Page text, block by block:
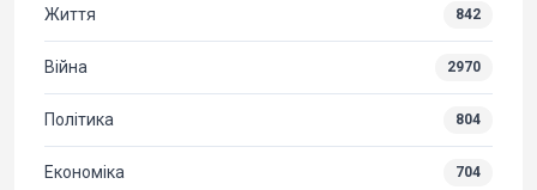
Життя 842
Війна 2970
Політика 804
Економіка 704